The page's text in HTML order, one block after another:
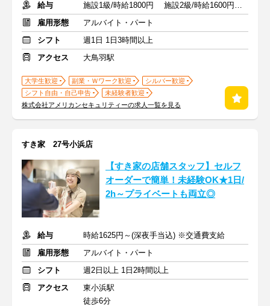
給与
施設1級/時給1800円 施設2級/時給1600円 未経験/時給1550円
雇用形態
アルバイト・パート
シフト
週1日 1日3時間以上
アクセス
大鳥羽駅
大学生歓迎 副業・Ｗワーク歓迎
シルバー歓迎
シフト自由・自己申告
未経験者歓迎
株式会社アメリカンセキュリティーの求人一覧を見る
すき家 27号小浜店
【すき家の店舗スタッフ】セルフ
オーダーで簡単！未経験OK★1日/
2h～プライベートも両立◎
給与
時給1625円～(深夜手当込) ※交通費支給
雇用形態
アルバイト・パート
シフト
週2日以上 1日2時間以上
アクセス
東小浜駅
徒歩6分